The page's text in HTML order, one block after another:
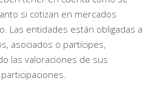
si cotizan en mercados
Las entidades están obligadas a
asociados o partícipes,
las valoraciones de sus